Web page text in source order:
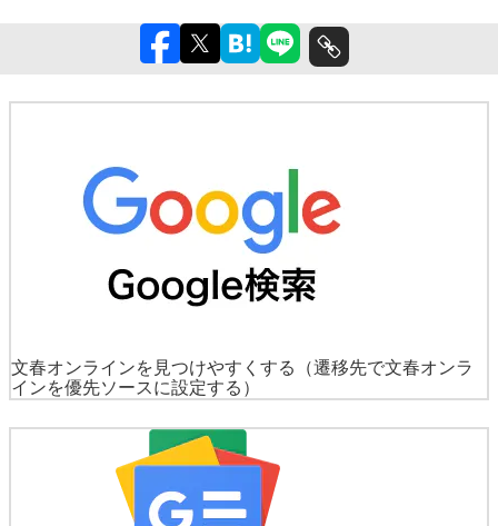
文春オンラインを見つけやすくする
（遷移先で文春オンラ
インを優先ソースに設定する）